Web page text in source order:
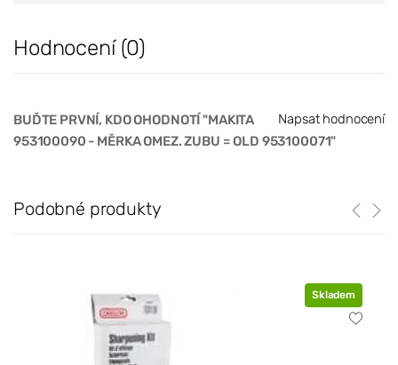
Hodnocení (0)
Napsat hodnocení
BUĎTE PRVNÍ, KDO OHODNOTÍ "MAKITA
953100090 - MĚRKA OMEZ. ZUBU = OLD 953100071"
Podobné produkty
Skladem